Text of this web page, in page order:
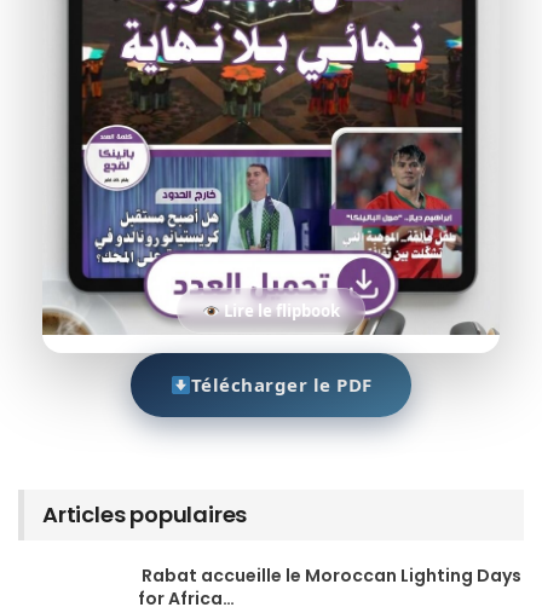
Lire le flipbook
Télécharger le PDF
Articles populaires
Rabat accueille le Moroccan Lighting Days
for Africa…